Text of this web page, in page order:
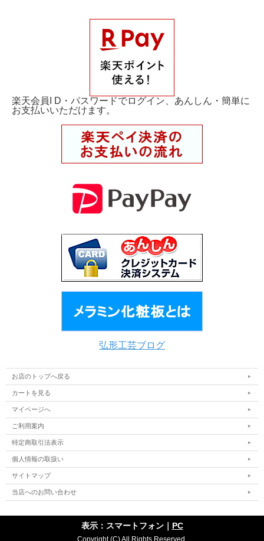
楽天会員I D・パスワードでログイン、あんしん・簡単に
お支払いいただけます。
弘形工芸ブログ
お店のトップへ戻る
カートを見る
マイページへ
ご利用案内
特定商取引法表示
個人情報の取扱い
サイトマップ
当店へのお問い合わせ
表示：スマートフォン｜ PC
Copyright (C) All Rights Reserved.